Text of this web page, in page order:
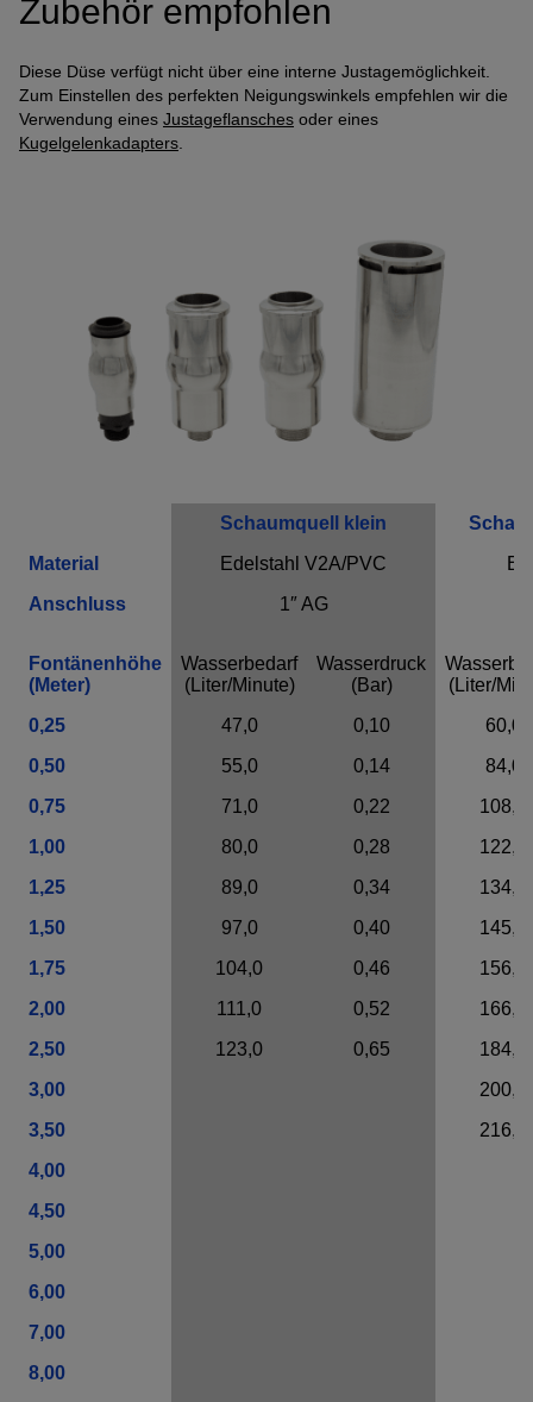
Zubehör empfohlen
Diese Düse verfügt nicht über eine interne Justagemöglichkeit.
Zum Einstellen des perfekten Neigungswinkels empfehlen wir die
Verwendung eines Justageflansches oder eines
Kugelgelenkadapters
Schaumquell klein
Material
Edelstahl V2A/PVC
Anschluss
1″ AG
Fontänenhöhe
(Meter)
Wasserbedarf
(Liter/Minute)
Wasserdruck
(Bar)
(Liter/
0,25
47,0 0,10
60,0
0,50
55,0 0,14
84,0
0,75
71,0 0,22
108,0
1,00
80,0 0,28
122,0
1,25
89,0 0,34
134,0
1,50
97,0 0,40
145,0
1,75
104,0 0,46
156,0
2,00
111,0 0,52
166,0
2,50
123,0 0,65
184,0
3,00
200,0
3,50
216,0
4,00
4,50
5,00
6,00
7,00
8,00